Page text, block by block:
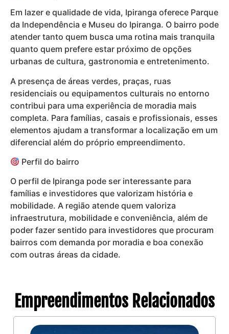
Em lazer e qualidade de vida, Ipiranga oferece Parque
da Independência e Museu do Ipiranga. O bairro pode
atender tanto quem busca uma rotina mais tranquila
quanto quem prefere estar próximo de opções
urbanas de cultura, gastronomia e entretenimento.
A presença de áreas verdes, praças, ruas
residenciais ou equipamentos culturais no entorno
contribui para uma experiência de moradia mais
completa. Para famílias, casais e profissionais, esses
elementos ajudam a transformar a localização em um
diferencial além do próprio empreendimento.
Perfil do bairro
O perfil de Ipiranga pode ser interessante para
famílias e investidores que valorizam história e
mobilidade. A região atende quem valoriza
infraestrutura, mobilidade e conveniência, além de
poder fazer sentido para investidores que procuram
bairros com demanda por moradia e boa conexão
com outras áreas da cidade.
Empreendimentos Relacionados